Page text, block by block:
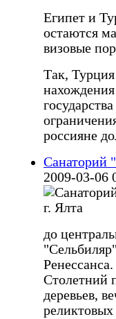
Египет и
остаются
визовые
Так, Турция
россияне
Санаторий
2009-03-06
до
Ренессанса.
Столетний
деревьев,